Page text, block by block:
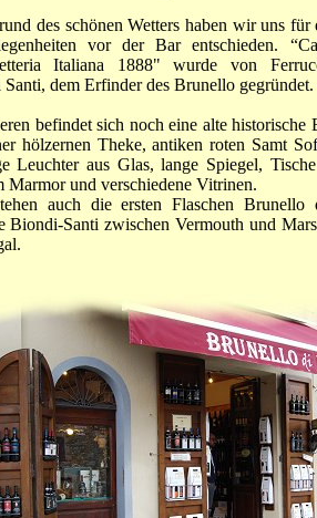
des schönen Wetters haben wir uns für
vor der Bar entschieden.
Italiana 1888" wurde von
dem Erfinder des Brunello gegründet.
befindet sich noch eine alte historische
hölzernen Theke, antiken roten Samt
Leuchter aus Glas, lange Spiegel,
Marmor und verschiedene Vitrinen.
auch die ersten Flaschen Brunello
Biondi-Santi zwischen Vermouth und